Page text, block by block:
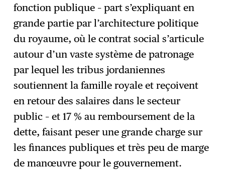
fonction publique – part s’expliquant en
grande partie par l’architecture politique
du royaume, où le contrat social s’articule
autour d’un vaste système de patronage
par lequel les tribus jordaniennes
soutiennent la famille royale et reçoivent
en retour des salaires dans le secteur
public – et 17 % au remboursement de la
dette, faisant peser une grande charge sur
les finances publiques et très peu de marge
de manœuvre pour le gouvernement.